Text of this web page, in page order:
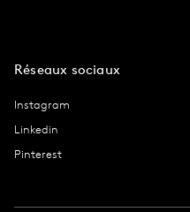
Réseaux sociaux
Instagram
Linkedin
Pinterest